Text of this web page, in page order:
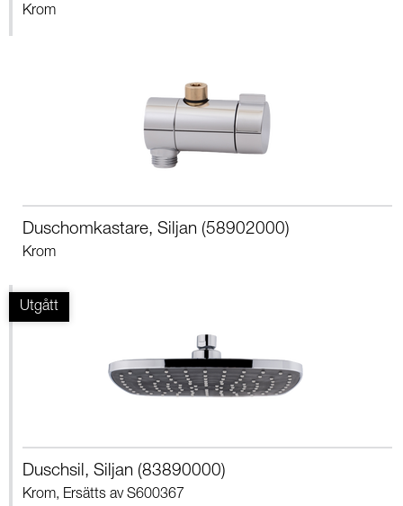
Krom
Duschomkastare, Siljan (58902000)
Krom
Duschsil, Siljan (83890000)
Krom, Ersätts av S600367